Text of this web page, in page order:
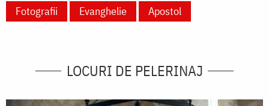
Fotografii
Evanghelie Apostol
LOCURI DE PELERINAJ